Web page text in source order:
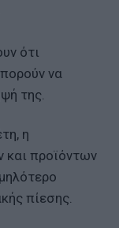
ότι
να
της.
η
προϊόντων
πίεσης.